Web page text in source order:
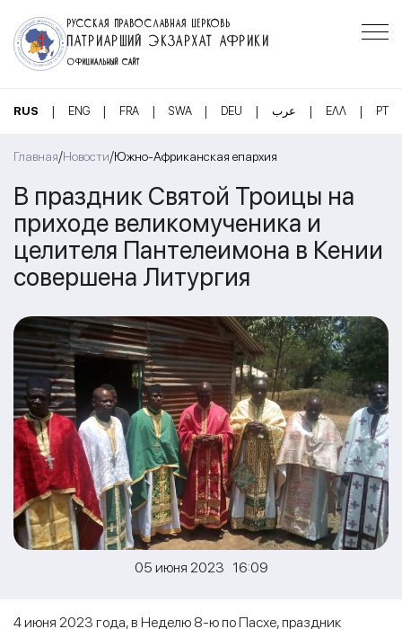
РУССКАЯ ПРАВОСЛАВНАЯ ЦЕРКОВЬ
ПАТРИАРШИЙ ЭКЗАРХАТ АФРИКИ
ОФИЦИАЛЬНЫЙ САЙТ
RUS | ENG | FRA | SWA | DEU | عرب | ΕΛΛ | PT
Главная/Новости/Южно-Африканская епархия
В праздник Святой Троицы на
приходе великомученика и
целителя Пантелеимона в Кении
совершена Литургия
05 июня 2023 16:09
4 июня 2023 года, в Неделю 8-ю по Пасхе, праздник